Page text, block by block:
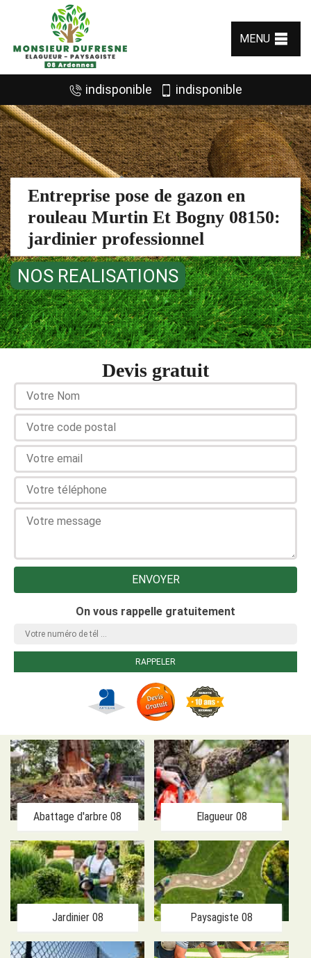
MENU
indisponible indisponible
Entreprise pose de gazon en
rouleau Murtin Et Bogny 08150:
jardinier professionnel
NOS REALISATIONS
Devis gratuit
On vous rappelle gratuitement
Abattage d'arbre 08 Elagueur 08
Jardinier 08 Paysagiste 08